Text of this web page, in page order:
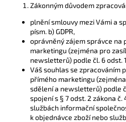
Zákonným důvodem
plnění smlouvy mezi Vámi a
písm. b) GDPR,
oprávněný zájem správce na
marketingu (zejména pro
newsletterů) podle čl. 6 odst.
Váš souhlas se zpracováním
přímého marketingu
sdělení a newsletterů) podle
spojení s § 7 odst. 2 zákona
službách informační
k objednávce zboží nebo